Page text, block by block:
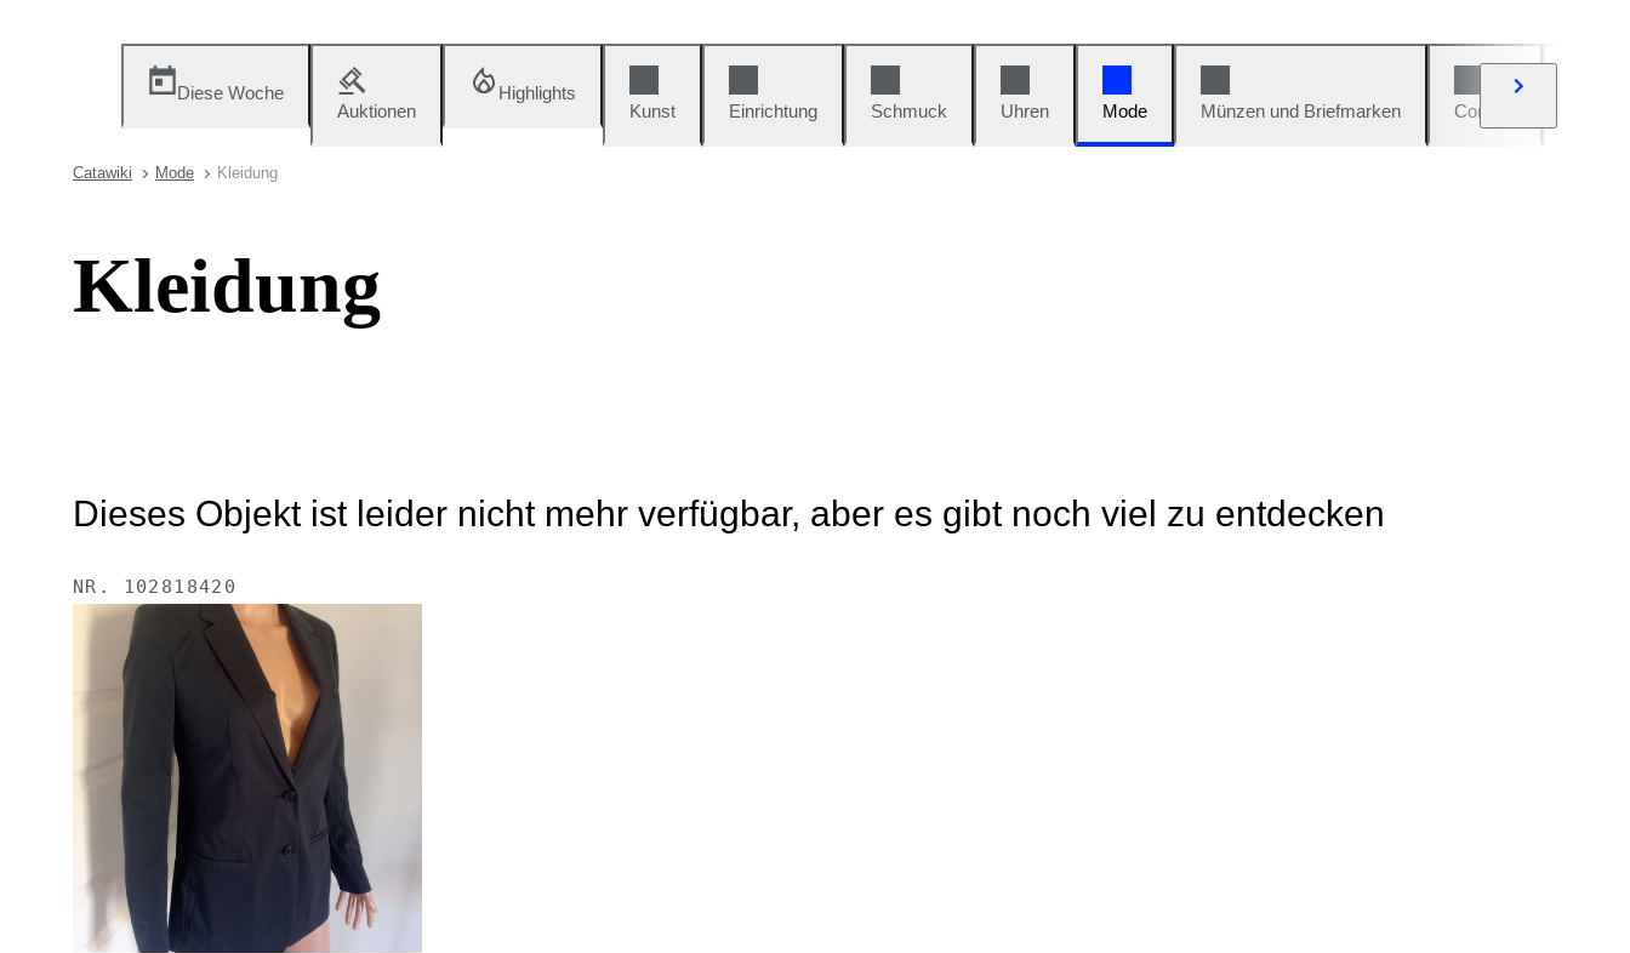
Diese Woche
Auktionen
Highlights
Kunst
Einrichtung Schmuck Uhren Mode Münzen und Briefmarken Comics
Catawiki Mode Kleidung
Kleidung
Dieses Objekt ist leider nicht mehr verfügbar, aber es gibt noch viel zu entdecken
NR. 102818420